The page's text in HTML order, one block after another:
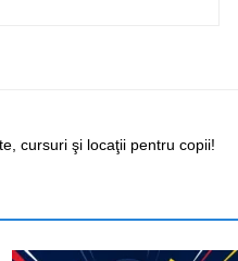
cursuri şi locaţii pentru copii!